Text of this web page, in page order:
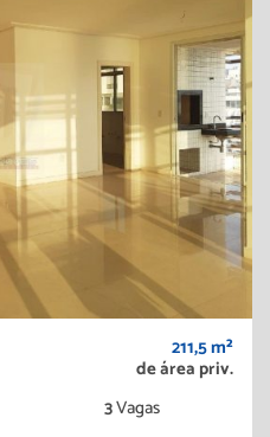
211,5 m²
de área priv.
3Vagas